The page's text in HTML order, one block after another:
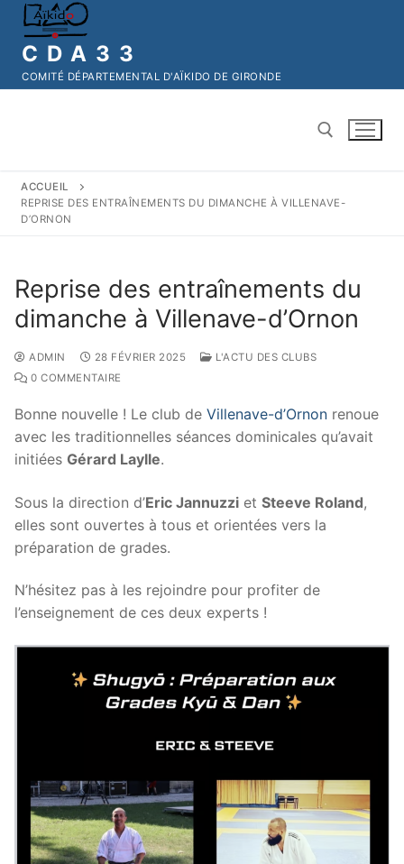
CDA33
COMITÉ DÉPARTEMENTAL D'AÏKIDO DE GIRONDE
ACCUEIL
REPRISE DES ENTRAÎNEMENTS DU DIMANCHE À VILLENAVE-
D’ORNON
Reprise des entraînements du
dimanche à Villenave-d’Ornon
ADMIN 28 FÉVRIER 2025
L'ACTU DES CLUBS
0 COMMENTAIRE
Bonne nouvelle ! Le club de Villenave-d’Ornon renoue
avec les traditionnelles séances dominicales qu’avait
initiées Gérard Laylle.
Sous la direction d’Eric Jannuzzi et Steeve Roland,
elles sont ouvertes à tous et orientées vers la
préparation de grades.
N’hésitez pas à les rejoindre pour profiter de
l’enseignement de ces deux experts !